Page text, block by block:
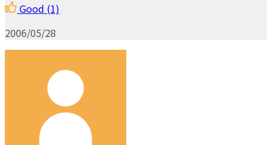
Good (1)
2006/05/28